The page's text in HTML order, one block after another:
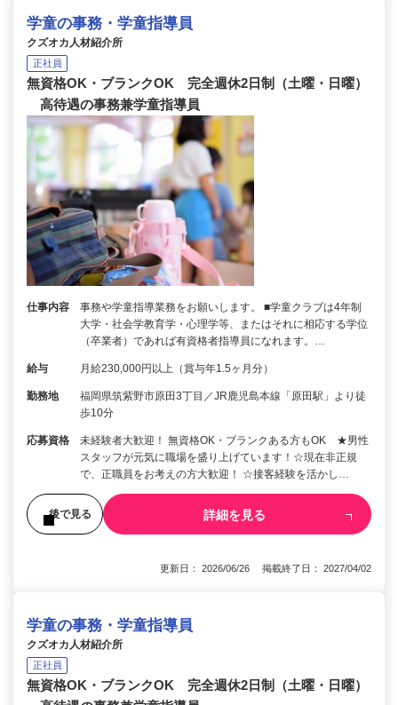
学童の事務・学童指導員
クズオカ人材紹介所
正社員
無資格OK・ブランクOK 完全週休2日制（土曜・日曜）
高待遇の事務兼学童指導員
仕事内容
事務や学童指導業務をお願いします。 ■学童クラブは4年制
大学・社会学教育学・心理学等、またはそれに相応する学位
（卒業者）であれば有資格者指導員になれます。…
給与 月給230,000円以上（賞与年1.5ヶ月分）
勤務地
福岡県筑紫野市原田3丁目／JR鹿児島本線「原田駅」より徒
歩10分
応募資格
未経験者大歓迎！ 無資格OK・ブランクある方もOK ★男性
スタッフが元気に職場を盛り上げています！☆現在非正規
で、正職員をお考えの方大歓迎！ ☆接客経験を活かし…
後で見る 詳細を見る
更新日： 2026/06/26 掲載終了日： 2027/04/02
学童の事務・学童指導員
クズオカ人材紹介所
正社員
無資格OK・ブランクOK 完全週休2日制（土曜・日曜）